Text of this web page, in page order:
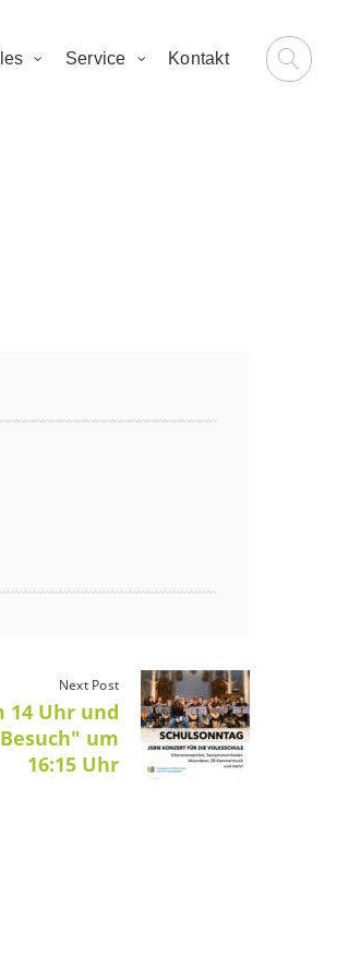
Service Kontakt
Next Post
14 Uhr und
um
16:15 Uhr